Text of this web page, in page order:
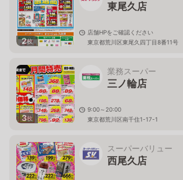
2枚
東尾久店
店舗HPをご確認ください
東京都荒川区東尾久四丁目8番11号
3枚
業務スーパー
三ノ輪店
9:00～20:00
東京都荒川区南千住1-17-1
スーパーバリュー
西尾久店